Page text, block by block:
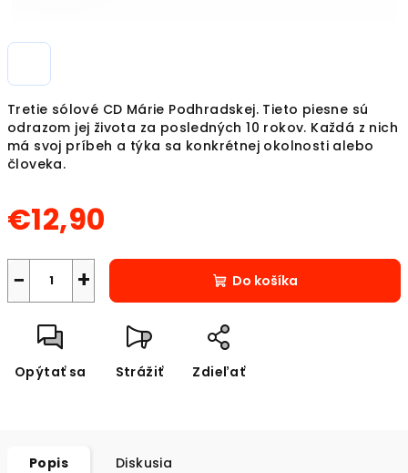
Tretie sólové CD Márie Podhradskej. Tieto piesne sú
odrazom jej života za posledných 10 rokov. Každá z nich
má svoj príbeh a týka sa konkrétnej okolnosti alebo
človeka.
€12,90
+
− Do košíka
Opýtať sa Strážiť Zdieľať
Popis Diskusia